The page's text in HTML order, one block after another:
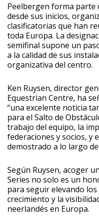
Peelbergen forma parte
desde sus inicios,
clasificatorias que han
toda Europa. La
semifinal supone un
a la calidad de sus
organizativa del centro.
Ken Ruysen, director
Equestrian Centre, ha
“una excelente noticia
para el Salto de
trabajo del equipo, la
federaciones y socios, y
demostrado a lo largo
Según Ruysen, acoger
Series no solo es un
para seguir elevando
crecimiento y la
neerlandés en Europa.